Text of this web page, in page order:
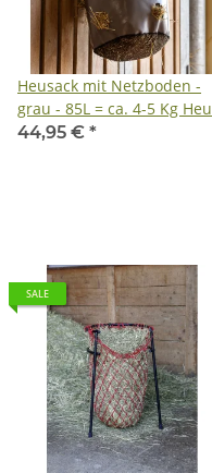
Heusack mit Netzboden -
grau - 85L = ca. 4-5 Kg Heu
44,95 € *
SALE